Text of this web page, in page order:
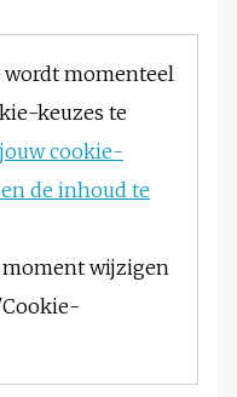
wordt momenteel
keuzes te
cookie-
de inhoud te
moment wijzigen